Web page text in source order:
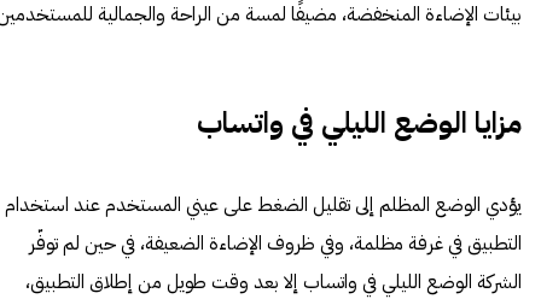
بيئات الإضاءة المنخفضة، مضيفًا لمسة من الراحة والجمالية
مزايا الوضع الليلي في واتساب
يؤدي الوضع المظلم إلى تقليل الضغط على عيني المستخدم عند استخدام
التطبيق في غرفة مظلمة، وفي ظروف الإضاءة الضعيفة، في حين لم توفّر
الشركة الوضع الليلي في واتساب إلا بعد وقت طويل من إطلاق التطبيق،